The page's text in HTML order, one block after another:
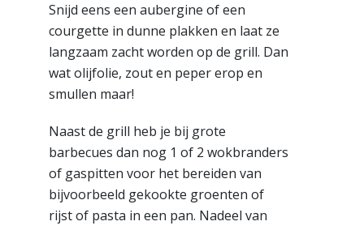
Snijd eens een aubergine of een
courgette in dunne plakken en laat ze
langzaam zacht worden op de grill. Dan
wat olijfolie, zout en peper erop en
smullen maar!
Naast de grill heb je bij grote
barbecues dan nog 1 of 2 wokbranders
of gaspitten voor het bereiden van
bijvoorbeeld gekookte groenten of
rijst of pasta in een pan. Nadeel van